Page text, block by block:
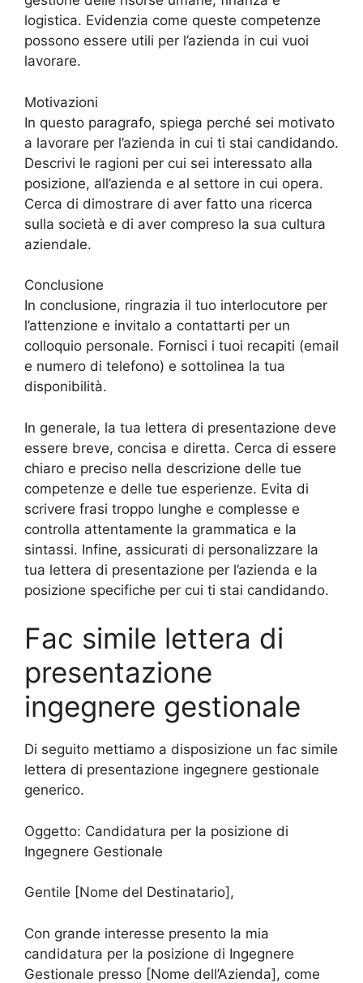
logistica. Evidenzia come queste competenze
possono essere utili per l’azienda in cui vuoi
lavorare.
Motivazioni
In questo paragrafo, spiega perché sei motivato
a lavorare per l’azienda in cui ti stai candidando.
Descrivi le ragioni per cui sei interessato alla
posizione, all’azienda e al settore in cui opera.
Cerca di dimostrare di aver fatto una ricerca
sulla società e di aver compreso la sua cultura
aziendale.
Conclusione
In conclusione, ringrazia il tuo interlocutore per
l’attenzione e invitalo a contattarti per un
colloquio personale. Fornisci i tuoi recapiti (email
e numero di telefono) e sottolinea la tua
disponibilità.
In generale, la tua lettera di presentazione deve
essere breve, concisa e diretta. Cerca di essere
chiaro e preciso nella descrizione delle tue
competenze e delle tue esperienze. Evita di
scrivere frasi troppo lunghe e complesse e
controlla attentamente la grammatica e la
sintassi. Infine, assicurati di personalizzare la
tua lettera di presentazione per l’azienda e la
posizione specifiche per cui ti stai candidando.
Fac simile lettera di
presentazione
ingegnere gestionale
Di seguito mettiamo a disposizione un fac simile
lettera di presentazione ingegnere gestionale
generico.
Oggetto: Candidatura per la posizione di
Ingegnere Gestionale
Gentile [Nome del Destinatario],
Con grande interesse presento la mia
candidatura per la posizione di Ingegnere
Gestionale presso [Nome dell’Azienda], come